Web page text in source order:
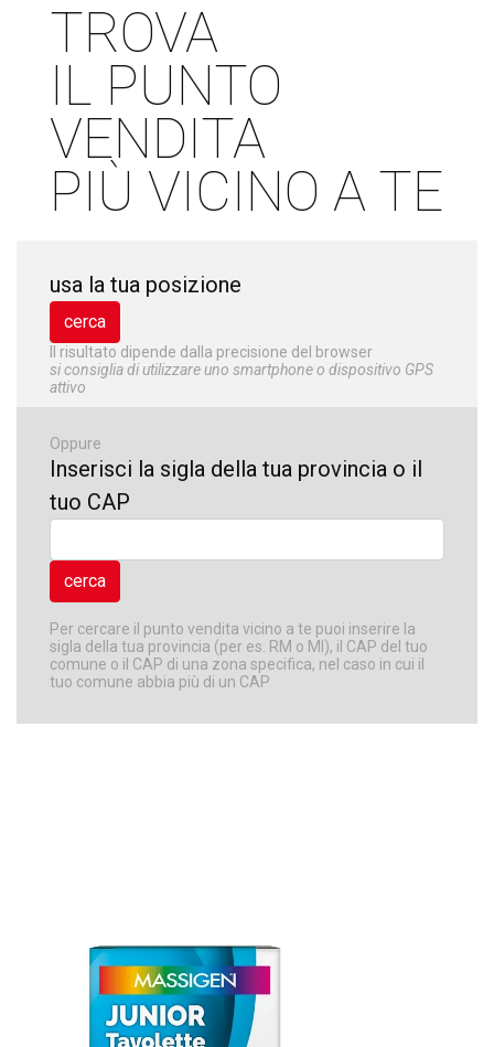
TROVA
IL PUNTO
VENDITA
PIÙ VICINO A TE
usa la tua posizione
Il risultato dipende dalla precisione del browser
si consiglia di utilizzare uno smartphone o dispositivo GPS
attivo
Oppure
Inserisci la sigla della tua provincia o il
tuo CAP
Per cercare il punto vendita vicino a te puoi inserire la
sigla della tua provincia (per es. RM o MI), il CAP del tuo
comune o il CAP di una zona specifica, nel caso in cui il
tuo comune abbia più di un CAP